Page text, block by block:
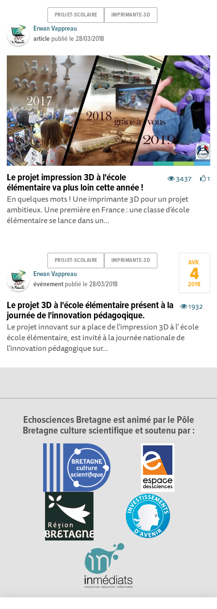
PROJET-SCOLAIRE IMPRIMANTE-3D
Erwan Vappreau
article publié le28/03/2018
3437 1
Le projet impression 3D à l'école
élémentaire va plus loin cette année !
En quelques mots ! Une imprimante 3D pour un projet
ambitieux. Une première en France : une classe d’école
élémentaire se lance dans un...
PROJET-SCOLAIRE IMPRIMANTE-3D
Erwan Vappreau
événement publié le28/03/2018
AVR.
4
2018
1932
Le projet 3D à l'école élémentaire présent à la
journée de l'innovation pédagoqique.
Le projet innovant sur a place de l'impression 3D à l' école
école élémentaire, est invité à la journée nationale de
l'innovation pédagogique sur...
Echosciences Bretagne est animé par le Pôle
Bretagne culture scientifique et soutenu par :